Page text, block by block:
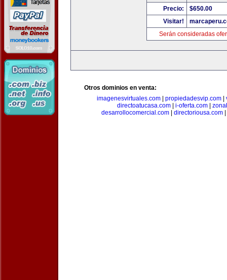
Precio:
$650.00
Visitar!
Serán consideradas
Otros dominios en venta:
imagenesvirtuales.com| propiedadesvip.com|
directoatucasa.com| i-oferta.com|
desarrollocomercial.com
directoriousa.com